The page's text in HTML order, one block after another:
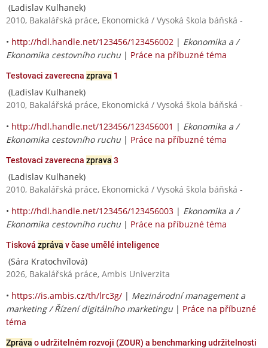
(Ladislav Kulhanek)
2010, Bakalářská práce, Ekonomická / Vysoká škola báňská -
• http://hdl.handle.net/123456/123456002 | Ekonomika a /
Ekonomika cestovního ruchu | Práce na příbuzné téma
Testovaci zaverecna zprava 1
(Ladislav Kulhanek)
2010, Bakalářská práce, Ekonomická / Vysoká škola báňská -
• http://hdl.handle.net/123456/123456001 | Ekonomika a /
Ekonomika cestovního ruchu | Práce na příbuzné téma
Testovaci zaverecna zprava 3
(Ladislav Kulhanek)
2010, Bakalářská práce, Ekonomická / Vysoká škola báňská -
• http://hdl.handle.net/123456/123456003 | Ekonomika a /
Ekonomika cestovního ruchu | Práce na příbuzné téma
Tisková zpráva v čase umělé inteligence
(Sára Kratochvílová)
2026, Bakalářská práce, Ambis Univerzita
• https://is.ambis.cz/th/lrc3g/ | Mezinárodní management a
marketing / Řízení digitálního marketingu | Práce na příbuzné
téma
Zpráva o udržitelném rozvoji (ZOUR) a benchmarking udržitelnosti